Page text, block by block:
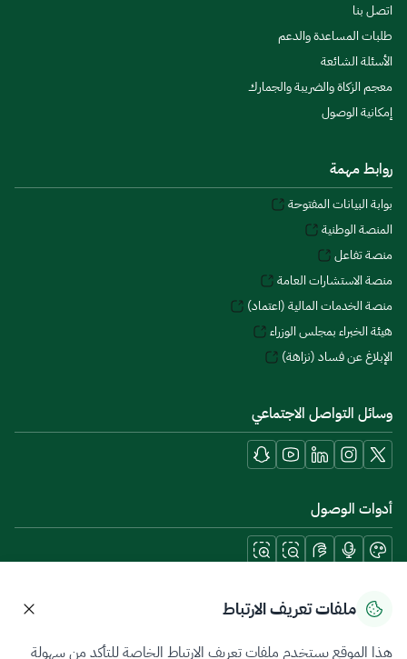
اتصل بنا
طلبات المساعدة والدعم
الأسئلة الشائعة
معجم الزكاة والضريبة والجمارك
إمكانية الوصول
روابط مهمة
بوابة البيانات المفتوحة
المنصة الوطنية
منصة تفاعل
منصة الاستشارات العامة
منصة الخدمات المالية (اعتماد)
هيئة الخبراء بمجلس الوزراء
الإبلاغ عن فساد (نزاهة)
وسائل التواصل الاجتماعي
أدوات الوصول
حمل تطبيقات الجوال
ملفات تعريف الارتباط
هذا الموقع يستخدم ملفات تعريف الارتباط الخاصة للتأكد من سهولة